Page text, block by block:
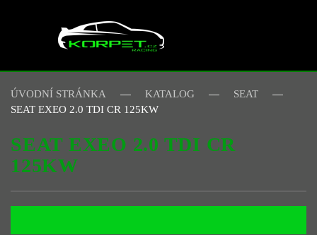
Skip to main content
ÚVODNÍ STRÁNKA KATALOG
SEAT
SEAT EXEO 2.0 TDI CR 125KW
SEAT EXEO 2.0 TDI CR
125KW